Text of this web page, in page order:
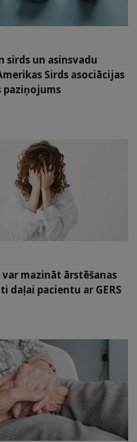
sirds un asinsvadu
Sirds asociācijas
paziņojums
var mazināt ārstēšanas
daļai pacientu ar GERS